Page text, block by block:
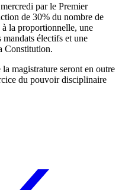
par le Premier
de 30% du nombre de
à la proportionnelle, une
électifs et une
Constitution.
magistrature seront en outre
du pouvoir disciplinaire